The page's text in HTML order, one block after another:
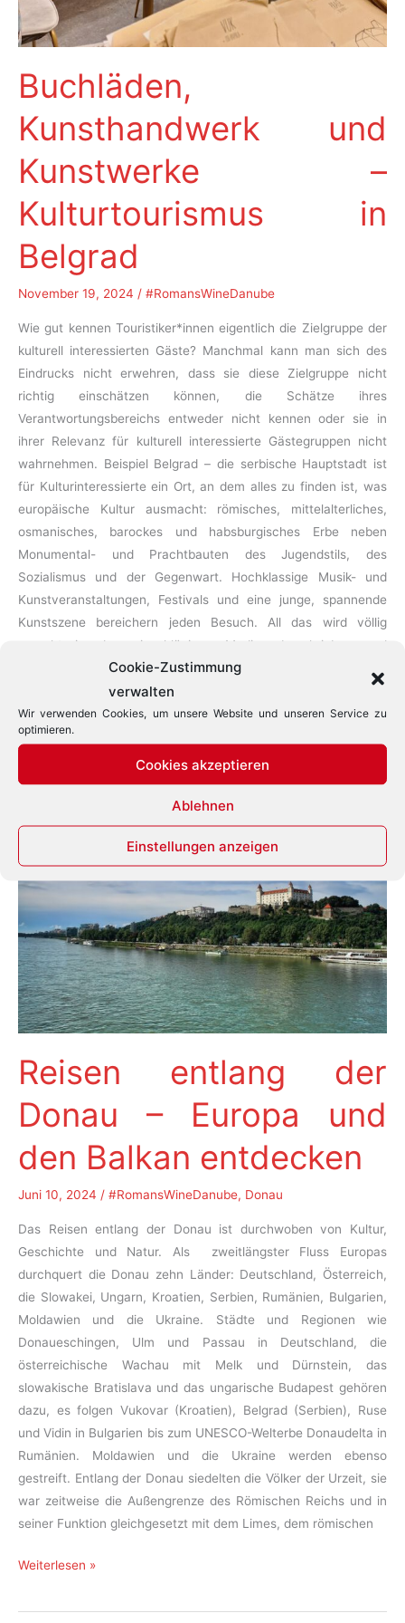
Cookie-Zustimmung
verwalten
Wir verwenden Cookies, um unsere Website und unseren Service zu
optimieren.
Cookies akzeptieren
Ablehnen
Einstellungen anzeigen
Buchläden,
Kunsthandwerk und
Kunstwerke –
Kulturtourismus in
Belgrad
November 19, 2024 / #RomansWineDanube
Wie gut kennen Touristiker*innen eigentlich die Zielgruppe der
kulturell interessierten Gäste? Manchmal kann man sich des
Eindrucks nicht erwehren, dass sie diese Zielgruppe nicht
richtig einschätzen können, die Schätze ihres
Verantwortungsbereichs entweder nicht kennen oder sie in
ihrer Relevanz für kulturell interessierte Gästegruppen nicht
wahrnehmen. Beispiel Belgrad – die serbische Hauptstadt ist
für Kulturinteressierte ein Ort, an dem alles zu finden ist, was
europäische Kultur ausmacht: römisches, mittelalterliches,
osmanisches, barockes und habsburgisches Erbe neben
Monumental- und Prachtbauten des Jugendstils, des
Sozialismus und der Gegenwart. Hochklassige Musik- und
Kunstveranstaltungen, Festivals und eine junge, spannende
Kunstszene bereichern jeden Besuch. All das wird völlig
zurecht in den einschlägigen Medien beschrieben und
Buchläden,
Kunsthandwerk
und
Kunstwerke
Belgrad
Weiterlesen »
Reisen entlang der
Donau – Europa und
den Balkan entdecken
Juni 10, 2024 / #RomansWineDanube, Donau
Das Reisen entlang der Donau ist durchwoben von Kultur,
Geschichte und Natur. Als zweitlängster Fluss Europas
durchquert die Donau zehn Länder: Deutschland, Österreich,
die Slowakei, Ungarn, Kroatien, Serbien, Rumänien, Bulgarien,
Moldawien und die Ukraine. Städte und Regionen wie
Donaueschingen, Ulm und Passau in Deutschland, die
österreichische Wachau mit Melk und Dürnstein, das
slowakische Bratislava und das ungarische Budapest gehören
dazu, es folgen Vukovar (Kroatien), Belgrad (Serbien), Ruse
und Vidin in Bulgarien bis zum UNESCO-Welterbe Donaudelta in
Rumänien. Moldawien und die Ukraine werden ebenso
gestreift. Entlang der Donau siedelten die Völker der Urzeit, sie
war zeitweise die Außengrenze des Römischen Reichs und in
seiner Funktion gleichgesetzt mit dem Limes, dem römischen
Reisen
der
Weiterlesen »